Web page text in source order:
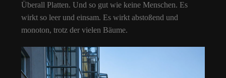
Überall Platten. Und so gut wie keine Menschen. Es
wirkt so leer und einsam. Es wirkt abstoßend und
monoton, trotz der vielen Bäume.